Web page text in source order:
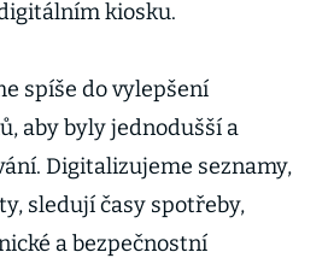
kiosku.
spíše do vylepšení
aby byly jednodušší a
Digitalizujeme seznamy,
sledují časy spotřeby,
a bezpečnostní